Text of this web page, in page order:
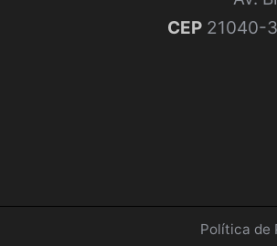
CEP21040-
Política de